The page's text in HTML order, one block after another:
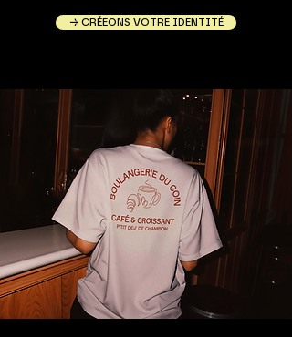
→ CRÉEONS VOTRE IDENTITÉ